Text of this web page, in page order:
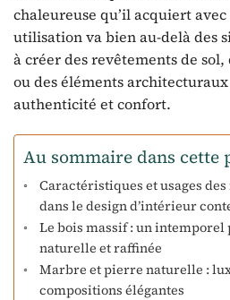
chaleureuse qu’il acquiert
utilisation va bien au-delà des
à créer des revêtements de
ou des éléments
authenticité et confort.
Au sommaire dans cette
Caractéristiques et usages
dans le design d’intérieur
Le bois massif : un intemporel
naturelle et raffinée
Marbre et pierre naturelle :
compositions élégantes